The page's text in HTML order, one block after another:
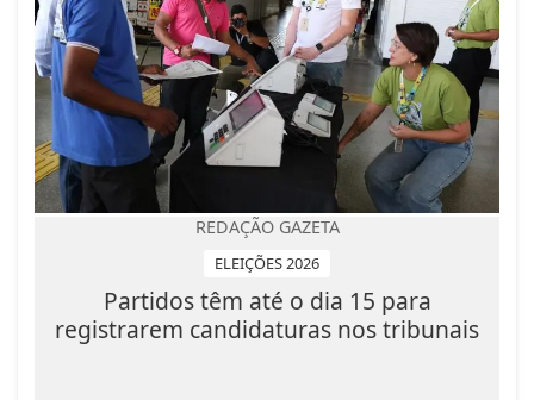
REDAÇÃO GAZETA
ELEIÇÕES 2026
Partidos têm até o dia 15 para
registrarem candidaturas nos tribunais